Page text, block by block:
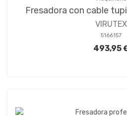
Fresadora con cable
VIRUTEX
5166157
493,95